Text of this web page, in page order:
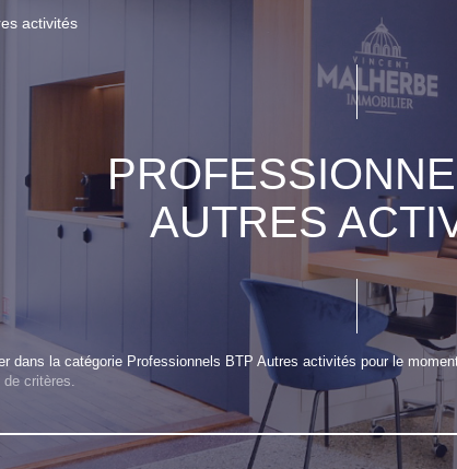
activités
AUTRES
dans la catégorie Professionnels BTP Autres activités pour le
de critères.